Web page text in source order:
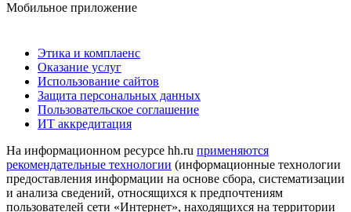
Мобильное приложение
Этика и комплаенс
Оказание услуг
Использование сайтов
Защита персональных данных
Пользовательское соглашение
ИТ аккредитация
На информационном ресурсе hh.ru применяются
рекомендательные технологии (информационные технологии
предоставления информации на основе сбора, систематизации
и анализа сведений, относящихся к предпочтениям
пользователей сети «Интернет», находящихся на территории